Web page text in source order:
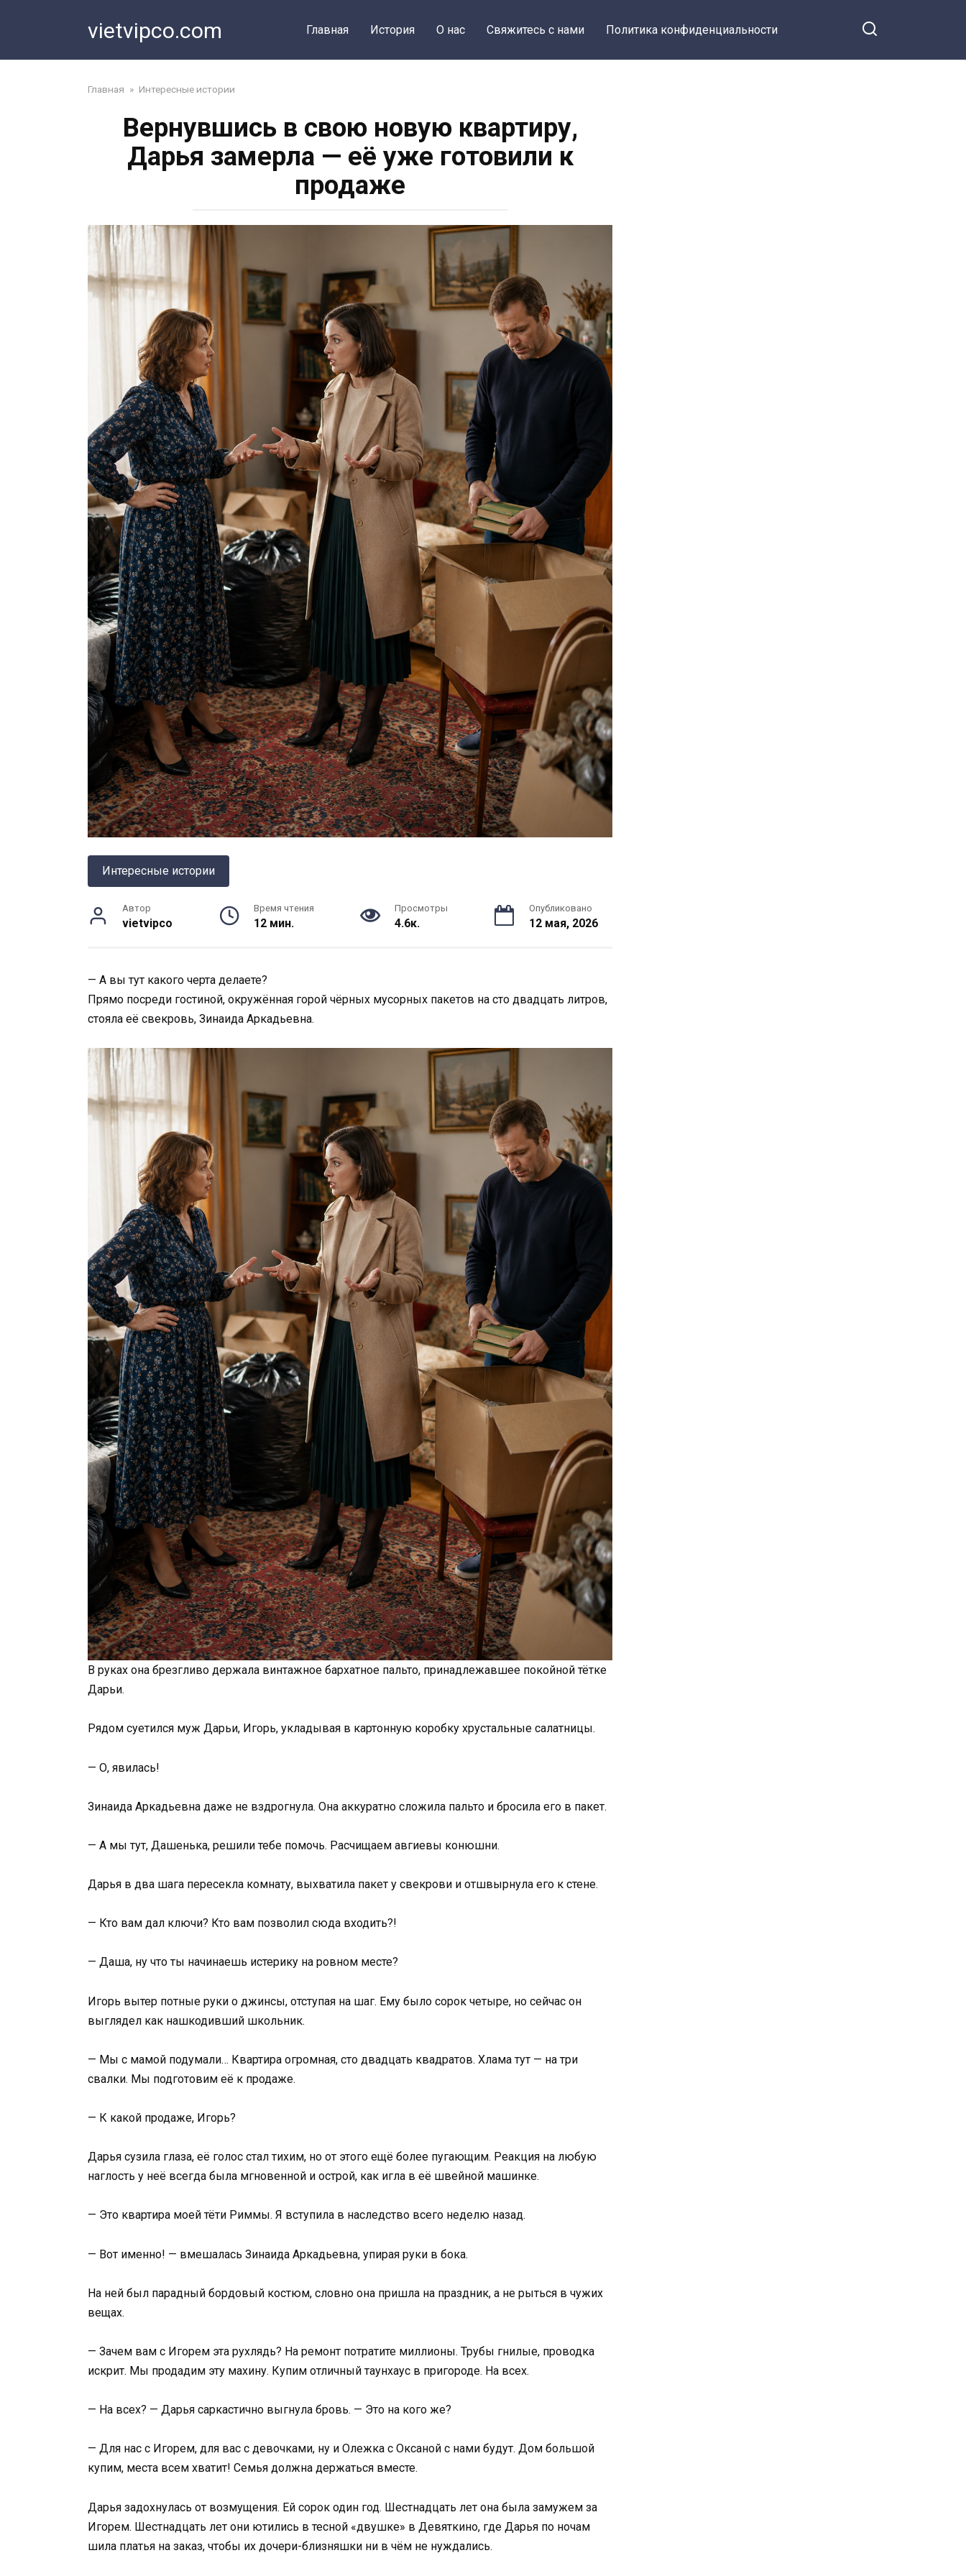
vietvipco.com Главная История О нас Свяжитесь с нами Политика конфиденциальности
Главная » Интересные истории
Вернувшись в свою новую квартиру,
Дарья замерла — её уже готовили к
продаже
Интересные истории
Автор
vietvipco
Время чтения
12 мин.
Просмотры
4.6к.
Опубликовано
12 мая, 2026
— А вы тут какого черта делаете?
Прямо посреди гостиной, окружённая горой чёрных мусорных пакетов на сто двадцать литров,
стояла её свекровь, Зинаида Аркадьевна.
В руках она брезгливо держала винтажное бархатное пальто, принадлежавшее покойной тётке
Дарьи.
Рядом суетился муж Дарьи, Игорь, укладывая в картонную коробку хрустальные салатницы.
— О, явилась!
Зинаида Аркадьевна даже не вздрогнула. Она аккуратно сложила пальто и бросила его в пакет.
— А мы тут, Дашенька, решили тебе помочь. Расчищаем авгиевы конюшни.
Дарья в два шага пересекла комнату, выхватила пакет у свекрови и отшвырнула его к стене.
— Кто вам дал ключи? Кто вам позволил сюда входить?!
— Даша, ну что ты начинаешь истерику на ровном месте?
Игорь вытер потные руки о джинсы, отступая на шаг. Ему было сорок четыре, но сейчас он
выглядел как нашкодивший школьник.
— Мы с мамой подумали… Квартира огромная, сто двадцать квадратов. Хлама тут — на три
свалки. Мы подготовим её к продаже.
— К какой продаже, Игорь?
Дарья сузила глаза, её голос стал тихим, но от этого ещё более пугающим. Реакция на любую
наглость у неё всегда была мгновенной и острой, как игла в её швейной машинке.
— Это квартира моей тёти Риммы. Я вступила в наследство всего неделю назад.
— Вот именно! — вмешалась Зинаида Аркадьевна, упирая руки в бока.
На ней был парадный бордовый костюм, словно она пришла на праздник, а не рыться в чужих
вещах.
— Зачем вам с Игорем эта рухлядь? На ремонт потратите миллионы. Трубы гнилые, проводка
искрит. Мы продадим эту махину. Купим отличный таунхаус в пригороде. На всех.
— На всех? — Дарья саркастично выгнула бровь. — Это на кого же?
— Для нас с Игорем, для вас с девочками, ну и Олежка с Оксаной с нами будут. Дом большой
купим, места всем хватит! Семья должна держаться вместе.
Дарья задохнулась от возмущения. Ей сорок один год. Шестнадцать лет она была замужем за
Игорем. Шестнадцать лет они ютились в тесной «двушке» в Девяткино, где Дарья по ночам
шила платья на заказ, чтобы их дочери-близняшки ни в чём не нуждались.